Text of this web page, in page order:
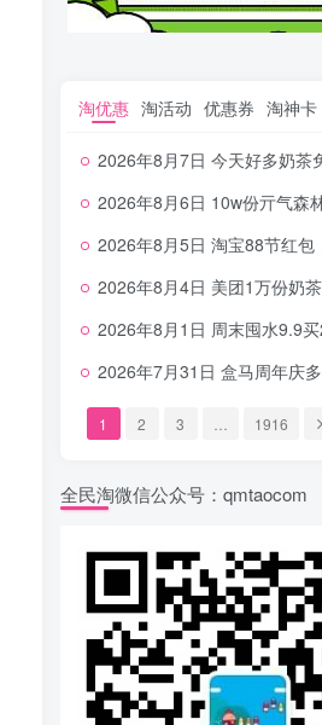
淘优惠 淘活动 优惠券 淘神卡
2026年8月7日 今天好多奶茶免单，5元农行省钱卡，京东抢
2026年8月6日 10w份亓气森林送，小红书12元无门槛，中行电费30-
2026年8月5日 淘宝88节红包，麦当劳150万份柠檬水，三万份瑞幸免
2026年8月4日 美团1万份奶茶兑换券，农行5E卡，中行支付超给利，美团领18个冰激
2026年8月1日 周末囤水9.9买24瓶娃哈哈，建行100元京东券，移动5元话费，
2026年7月31日 盒马周年庆多款买一赠一，饿了么拆红包，建行30立减
1 2 3 1916
全民淘微信公众号：qmtaocom